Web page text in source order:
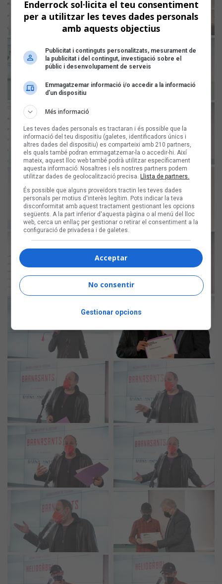
Enderrock sol·licita el teu consentiment
per a utilitzar les teves dades personals
amb aquests objectius
Publicitat i continguts personalitzats, mesurament de
la publicitat i del contingut, investigació sobre el
públic i desenvolupament de serveis
Emmagatzemar informació i/o accedir a la informació
d’un dispositiu
Més informació
Les teves dades personals es tractaran i és possible que la
informació del teu dispositiu (galetes, identificadors únics i
altres dades del dispositiu) es comparteixi amb 210 partners,
els quals també podran emmagatzemar-la o accedir-hi. Així
mateix, aquest lloc web també podrà utilitzar específicament
aquesta informació. Nosaltres i els nostres partners podem
utilitzar dades de geolocalització precisa. Llista de partners.
És possible que alguns proveïdors tractin les teves dades
personals per motius d'interès legítim. Pots indicar la teva
disconformitat amb aquest tractament gestionant les opcions
següents. A la part inferior d'aquesta pàgina o al menú del lloc
web, cerca un enllaç per gestionar o retirar el consentiment a la
configuració de privadesa i de galetes.
Acceptar
No consentir
Gestionar opcions